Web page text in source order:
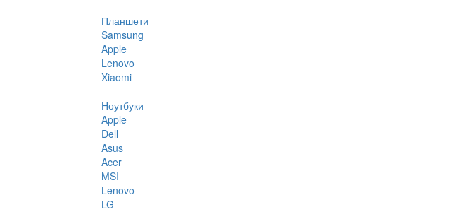
Планшети
Samsung
Apple
Lenovo
Xiaomi
Ноутбуки
Apple
Dell
Asus
Acer
MSI
Lenovo
LG